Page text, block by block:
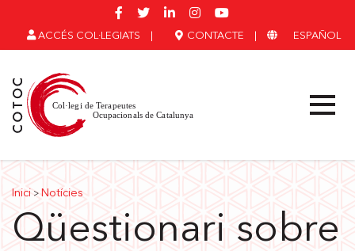
ACCÉS COL·LEGIATS CONTACTE ESPAÑOL
Inici > Notícies
Qüestionari sobre